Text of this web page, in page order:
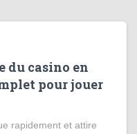
du casino en
pour jouer
rapidement et attire